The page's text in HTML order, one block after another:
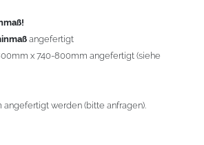
42,89 EUR).
angefertigt
x 740-800mm angefertigt (siehe
werden (bitte anfragen).